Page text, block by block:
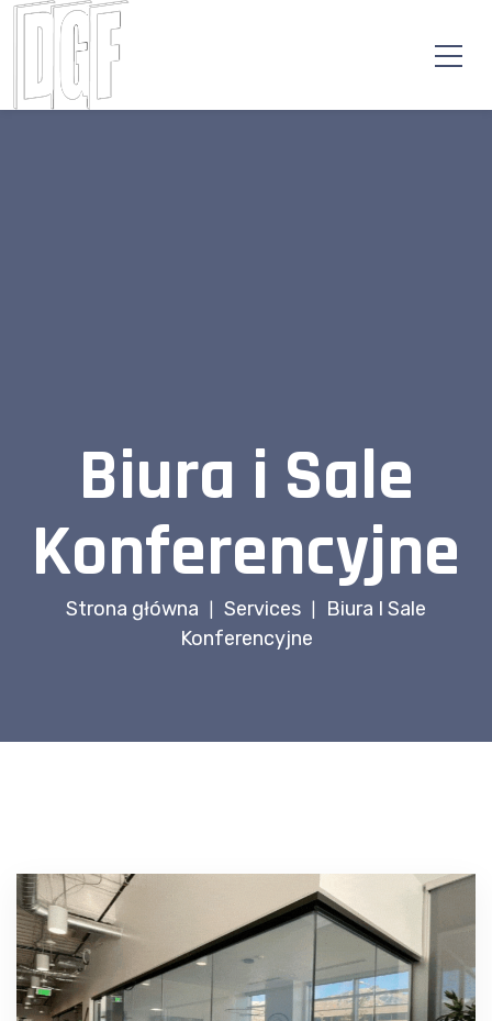
Biura i Sale
Konferencyjne
Strona główna Services
Biura I Sale
Konferencyjne